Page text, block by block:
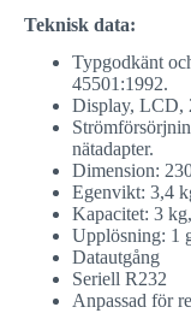
Teknisk data:
Typgodkänt
45501:1992.
Display, LCD,
nätadapter.
Dimension:
Egenvikt: 3,4
Kapacitet: 3
Upplösning: 1
Datautgång
Seriell R232
Anpassad för